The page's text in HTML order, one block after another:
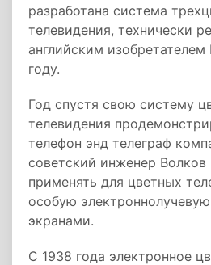
разработана система
телевидения, технически
английским
году.
Год спустя свою систему
телевидения
телефон энд телеграф
советский инженер
применять для цветных
особую
экранами.
С 1938 года электронное